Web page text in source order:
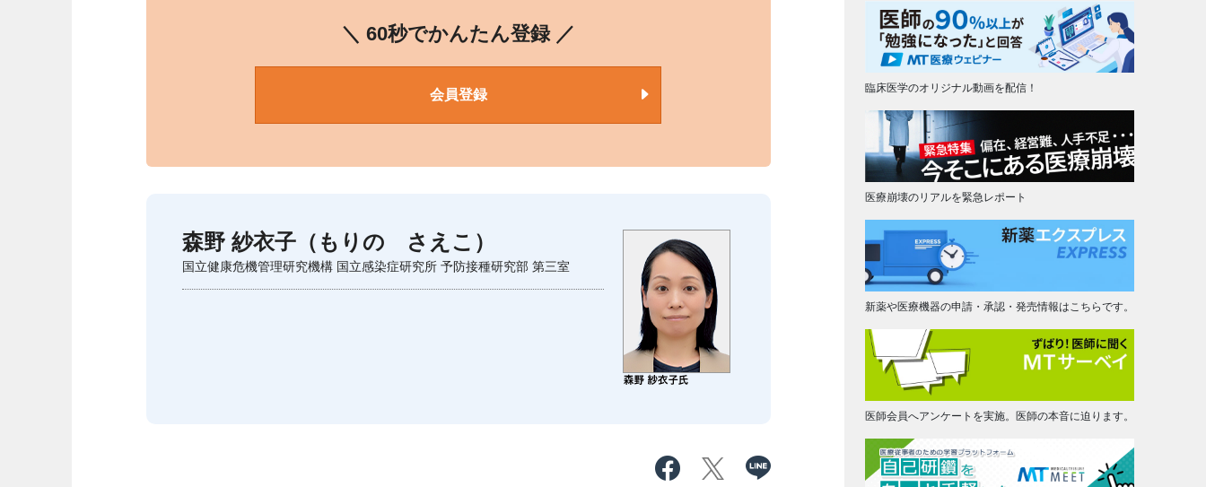
＼ 60秒でかんたん登録 ／
会員登録
森野 紗衣子（もりの さえこ）
国立健康危機管理研究機構 国立感染症研究所 予防接種研究部 第三室
臨床医学のオリジナル動画を配信！
医療崩壊のリアルを緊急レポート
新薬や医療機器の申請・承認・発売情報はこちらです。
医師会員へアンケートを実施。医師の本音に迫ります。